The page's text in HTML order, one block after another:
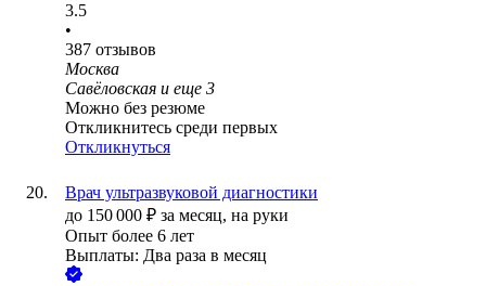
3.5
•
387 отзывов
Москва
Савёловская и еще 3
Можно без резюме
Откликнитесь среди первых
Откликнуться
Врач ультразвуковой диагностики
до 150 000 ₽ за месяц, на руки
Опыт более 6 лет
Выплаты: Два раза в месяц